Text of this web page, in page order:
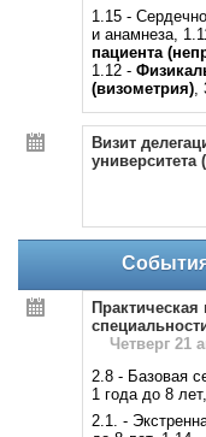
1.15 -
и анамнеза,
пациента
1.12 -
(визометрия),
Визит
университета
Четверг 21
2.8 - Базовая
1 года до 8 лет,
2.1. -